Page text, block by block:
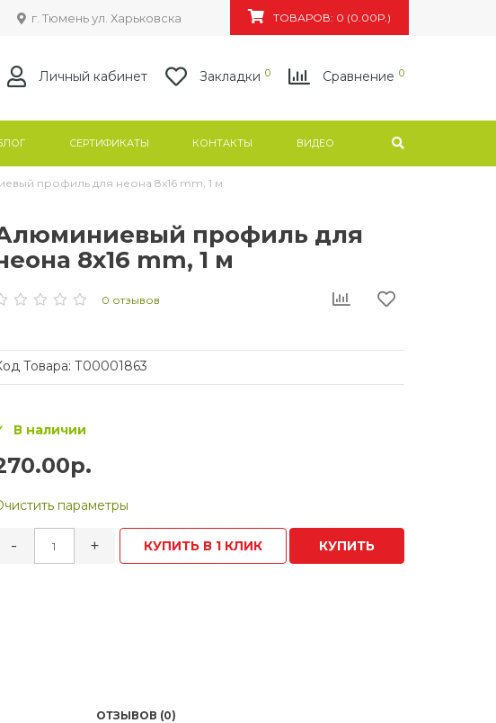
г. Тюмень ул. Харьковская, 83а/4, БЦ "Флагман"ТОВАРОВ: 0 (0.00Р.)
Личный кабинет Закладки 0 Сравнение 0
СЕРТИФИКАТЫ КОНТАКТЫ ВИДЕО
профиль для неона 8х16 mm, 1 м
профиль для
8х16 mm, 1 м
0 отзывов
Товара: Т00001863
В наличии
параметры
- + КУПИТЬ В 1 КЛИК КУПИТЬ
ОТЗЫВОВ (0)